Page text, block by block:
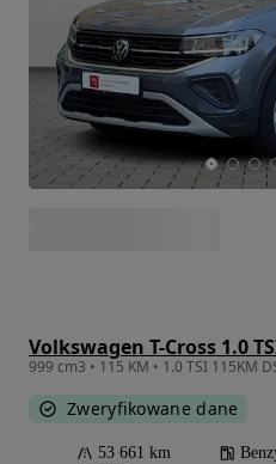
Volkswagen T-Cross 1.0
Zweryfikowane dane
53 661 km